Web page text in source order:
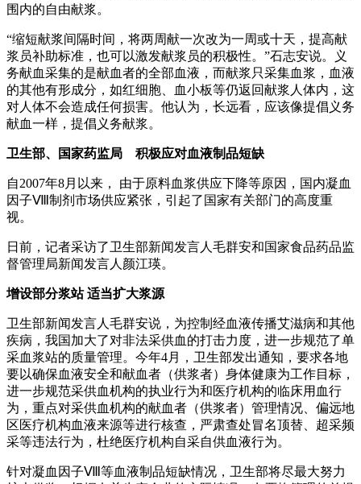
围内的自由献浆。
“缩短献浆间隔时间，将两周献一次改为一周或十天，提高献
浆员补助标准，也可以激发献浆员的积极性。”石志安说。义
务献血采集的是献血者的全部血液，而献浆只采集血浆，血液
的其他有形成分，如红细胞、血小板等仍返回献浆人体内，这
对人体不会造成任何损害。他认为，长远看，应该像提倡义务
献血一样，提倡义务献浆。
卫生部、国家药监局 积极应对血液制品短缺
自2007年8月以来， 由于原料血浆供应下降等原因，国内凝血
因子Ⅷ制剂市场供应紧张，引起了国家有关部门的高度重
视。
日前，记者采访了卫生部新闻发言人毛群安和国家食品药品监
督管理局新闻发言人颜江瑛。
增设部分浆站 适当扩大浆源
卫生部新闻发言人毛群安说，为控制经血液传播艾滋病和其他
疾病，我国加大了对非法采供血的打击力度，进一步规范了单
采血浆站的质量管理。今年4月，卫生部发出通知，要求各地
要以确保血液安全和献血者（供浆者）身体健康为工作目标，
进一步规范采供血机构的执业行为和医疗机构的临床用血行
为，重点对采供血机构的献血者（供浆者）管理情况、偏远地
区医疗机构血液来源等进行核查，严肃查处冒名顶替、超采频
采等违法行为，杜绝医疗机构自采自供血液行为。
针对凝血因子Ⅷ等血液制品短缺情况，卫生部将尽最大努力